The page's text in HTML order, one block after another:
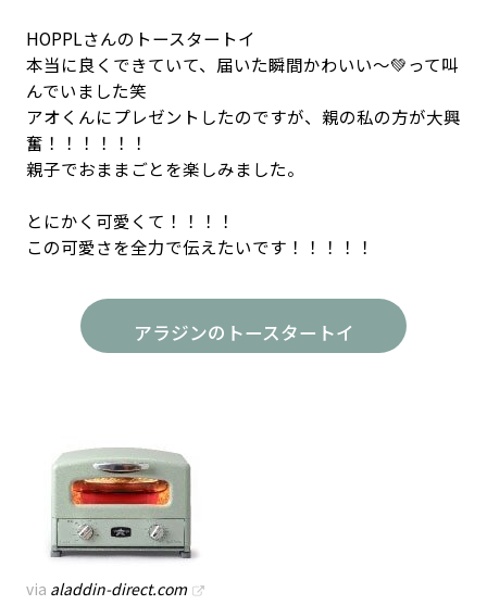
HOPPLさんのトースタートイ
本当に良くできていて、届いた瞬間かわいい〜💚って叫
んでいました笑
アオくんにプレゼントしたのですが、親の私の方が大興
奮！！！！！！
親子でおままごとを楽しみました。
とにかく可愛くて！！！！
この可愛さを全力で伝えたいです！！！！！
アラジンのトースタートイ
via aladdin-direct.com